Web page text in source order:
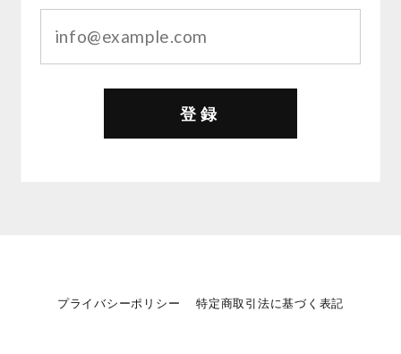
登録
プライバシーポリシー 特定商取引法に基づく表記